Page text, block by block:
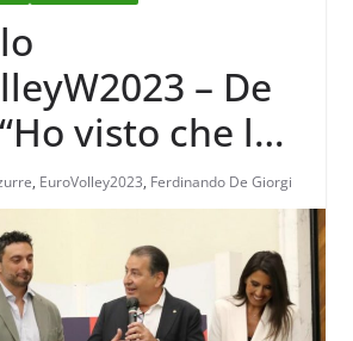
– De
visto che le
hanno quella
e un
di
all’evento”
, EuroVolley2023, Ferdinando De Giorgi